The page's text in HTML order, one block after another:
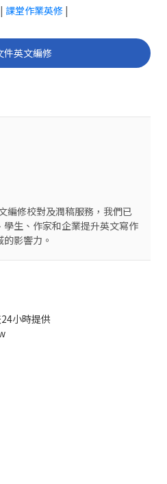
課堂作業英修|
件英文編修
編修校對及潤稿服務，我們已
生、作家和企業提升英文寫作
影響力。
小時提供